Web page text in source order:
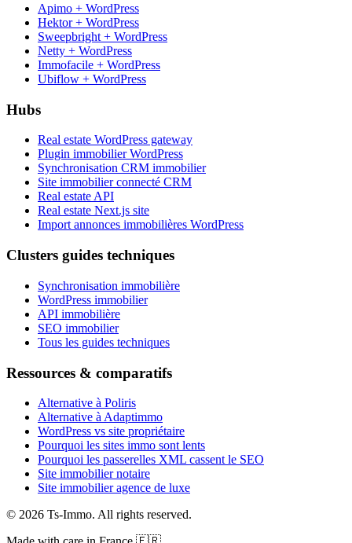
Apimo + WordPress
Hektor + WordPress
Sweepbright + WordPress
Netty + WordPress
Immofacile + WordPress
Ubiflow + WordPress
Hubs
Real estate WordPress gateway
Plugin immobilier WordPress
Synchronisation CRM immobilier
Site immobilier connecté CRM
Real estate API
Real estate Next.js site
Import annonces immobilières WordPress
Clusters guides techniques
Synchronisation immobilière
WordPress immobilier
API immobilière
SEO immobilier
Tous les guides techniques
Ressources & comparatifs
Alternative à Poliris
Alternative à Adaptimmo
WordPress vs site propriétaire
Pourquoi les sites immo sont lents
Pourquoi les passerelles XML cassent le SEO
Site immobilier notaire
Site immobilier agence de luxe
© 2026 Ts-Immo. All rights reserved.